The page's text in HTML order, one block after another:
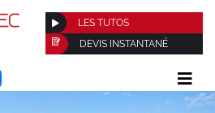
LES TUTOS
DEVIS INSTANTANÉ